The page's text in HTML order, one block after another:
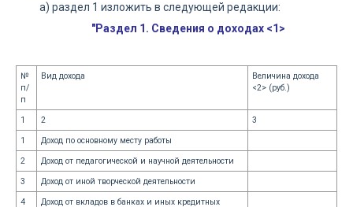
а) раздел 1 изложить в следующей редакции:
"Раздел 1. Сведения о доходах <1>
№
п/
п
Вид дохода
Величина дохода
<2> (руб.)
1 2
3
1
Доход по основному месту работы
2
Доход от педагогической и научной деятельности
3
Доход от иной творческой деятельности
4
Доход от вкладов в банках и иных кредитных